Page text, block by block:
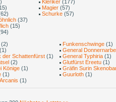
(37)
(15)
Kleriker (177)
Magier (57)
Schurke (57)
(2)
(1)
der Schattenfürst (1)
(2)
Könige (1)
(1)
Funkenschwinge (1)
General Donnernarbe
General Typhiria (1)
Glutfürst Ereetu (1)
Gräfin Surin
Guurloth (1)
(1)